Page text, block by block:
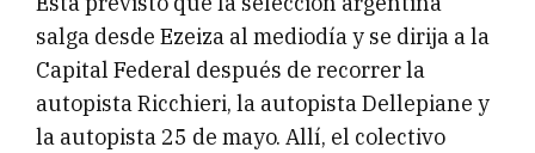
salga desde Ezeiza al mediodía y se dirija a la
Capital Federal después de recorrer la
autopista Ricchieri, la autopista Dellepiane y
la autopista 25 de mayo. Allí, el colectivo